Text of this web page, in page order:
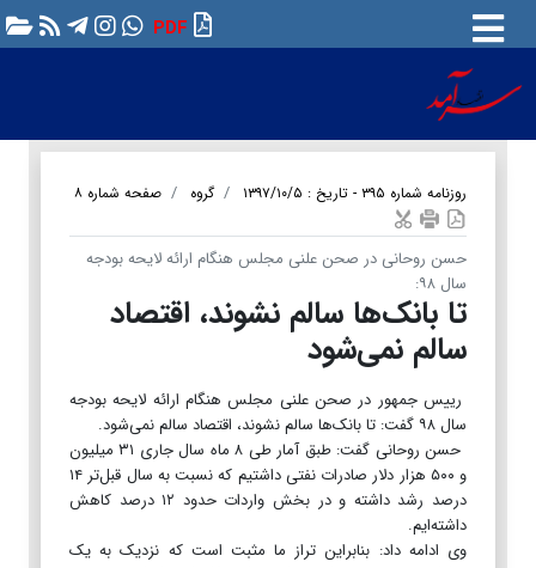
PDF
روزنامه شماره ۳۹۵ - تاریخ : ۱۳۹۷/۱۰/۵ گروه صفحه شماره ۸
حسن روحانی در صحن علنی مجلس هنگام ارائه لایحه بودجه
سال ۹۸:
تا بانک‌ها سالم نشوند، اقتصاد
سالم نمی‌شود
رییس جمهور در صحن علنی مجلس هنگام ارائه لایحه بودجه
سال ۹۸ گفت: تا بانک‌ها سالم نشوند، اقتصاد سالم نمی‌شود.
حسن روحانی گفت: طبق آمار طی ۸ ماه سال جاری ۳۱ میلیون
و ۵۰۰ هزار دلار صادرات نفتی داشتیم که نسبت به سال قبل‌تر ۱۴
درصد رشد داشته و در بخش واردات حدود ۱۲ درصد کاهش
داشته‌ایم.
وی ادامه داد: بنابراین تراز ما مثبت است که نزدیک به یک